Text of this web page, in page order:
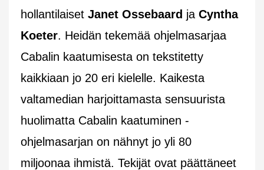
hollantilaiset Janet Ossebaard ja Cyntha
Koeter. Heidän tekemää ohjelmasarjaa
Cabalin kaatumisesta on tekstitetty
kaikkiaan jo 20 eri kielelle. Kaikesta
valtamedian harjoittamasta sensuurista
huolimatta Cabalin kaatuminen -
ohjelmasarjan on nähnyt jo yli 80
miljoonaa ihmistä. Tekijät ovat päättäneet